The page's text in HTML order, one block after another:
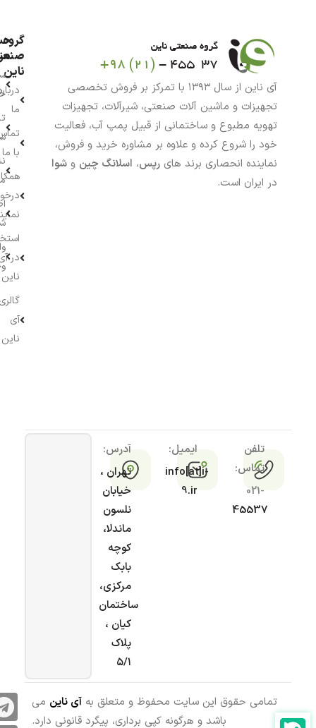
آی ناین از سال ۱۳۹۳ با تمرکز بر فروش تخصصی
تجهیزات و ماشین آلات صنعتی، شیرآلات، تجهیزات
تهویه مطبوع و ساختمانی از قبیل پمپ آب، فعالیت
خود را شروع کرده و علاوه بر مشاوره خرید و فروش،
نماینده انحصاری برند های رپس، اسلانگ چین و شوا
در ایران است.
گروه
ناین
ما
با ما
در
ناین
آی
ناین
تلفن
تماس:
021-
45537
ایمیل:
info[at]i-
9.ir
آدرس:
تهران ،
خیابان
نلسون
ماندلا،
کوچه
بابک
مرکزی،
ساختمان
کیان ،
پلاک
۵/۱
تمامی حقوق این سایت محفوظ و متعلق به آی ناین می
باشد و هرگونه کپی برداری، پیگرد قانونی دارد.